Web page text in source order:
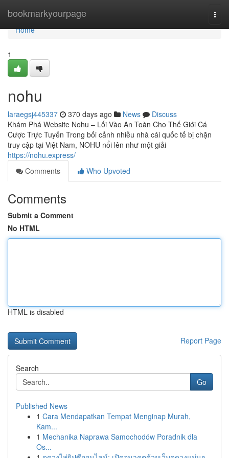
bookmarkyourpage
Home
Home
1
nohu
laraegsj445337 370 days ago News
Discuss
Khám Phá Website Nohu – Lối Vào An Toàn Cho Thế Giới Cá
Cược Trực Tuyến Trong bối cảnh nhiều nhà cái quốc tế bị chặn
truy cập tại Việt Nam, NOHU nổi lên như một giải
https://nohu.express/
Comments
Who Upvoted
Comments
Submit a Comment
No HTML
HTML is disabled
Report Page
Search
Go
Published News
1 Cara Mendapatkan Tempat Menginap Murah,
Kam...
1 Mechanika Naprawa Samochodów Poradnik dla
Os...